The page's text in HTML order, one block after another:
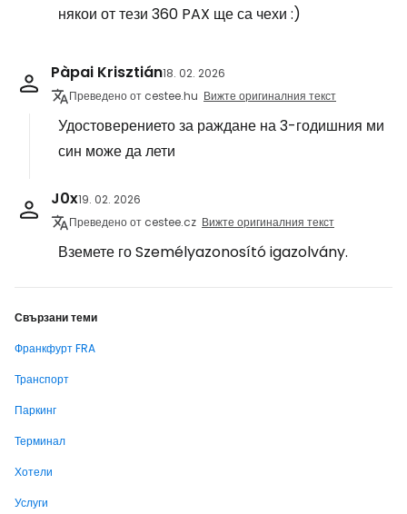
някои от тези 360 PAX ще са чехи :)
Pàpai Krisztián18. 02. 2026
Преведено от cestee.hu Вижте оригиналния текст
Удостоверението за раждане на 3-годишния ми
син може да лети
J0x19. 02. 2026
Преведено от cestee.cz Вижте оригиналния текст
Вземете го Személyazonosító igazolvány.
Свързани теми
Франкфурт FRA
Транспорт
Паркинг
Терминал
Хотели
Услуги